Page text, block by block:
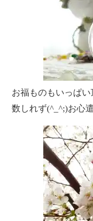
お福ものもいっぱ
数しれず(^_^;)お心